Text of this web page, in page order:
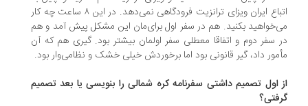
اتباع ایران ویزای ترانزیت فرودگاهی نمی‌دهد. در این ۸ ساعت چه کار
بکنید. هم در سفر اول برای‌مان این مشکل پیش آمد و هم
سفر دوم و اتفاقا معطلی سفر اولمان بیشتر بود. گیری هم که آن
داد، گیر قانونی بود اما برخوردش خیلی خشک و نظامی‌وار بود.
اول تصمیم داشتی سفرنامه کره شمالی را بنویسی یا بعد تصمیم